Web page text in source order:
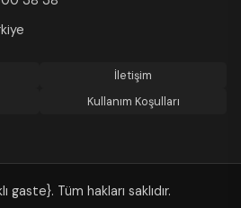
İletişim
Kullanım Koşulları
Tüm hakları saklıdır.